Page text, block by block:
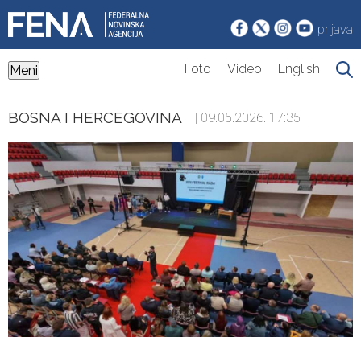
prijava
Meni Foto Video English
BOSNA I HERCEGOVINA | 09.05.2026. 17:35 |